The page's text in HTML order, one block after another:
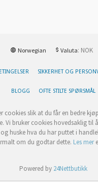
Norwegian Valuta: NOK
SIKKERHET OG
BLOGG OFTE STILTE SPØRSMÅL
cookies slik at du får en bedre
Vi bruker cookies hovedsaklig til
huske hva du har puttet i
om du godtar dette. Les mer
Powered by 24Nettbutikk